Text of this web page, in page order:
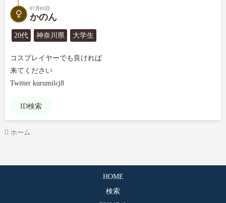
07月03日
かのん
20代 神奈川県 大学生
コスプレイヤーでも良ければ
来てください
Twitter kurumilcj8
ID検索
ホーム
HOME
検索